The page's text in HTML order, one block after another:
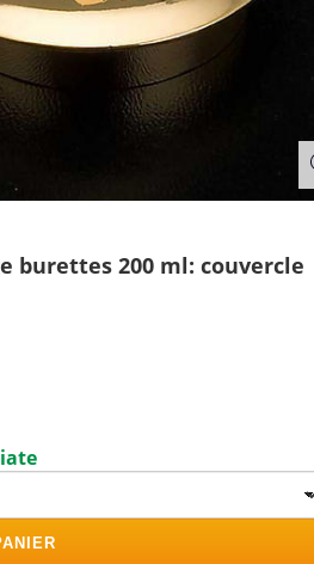
burettes 200 ml: couvercle